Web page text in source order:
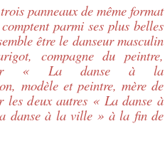
panneaux de même format
parmi ses plus belles
être le danseur masculin
compagne du peintre,
« La danse à la
modèle et peintre, mère de
deux autres « La danse à
danse à la ville » à la fin de